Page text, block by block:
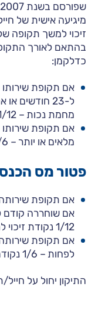
מיגיעה אישית של
בהתאם לאורך
כדלקמן:
ל-23 חודשים
מחמת נכות – 1/12 נקודת זיכוי לחודש.
מלאים או יותר – 1/6 נקודת זיכוי לחודש.
פטור מס
אם שוחררה קודם
1/12 נקודת זיכוי לחודש.
לפחות – 1/6 נקודת זיכוי לחודש.
התיקון יחול על חייל/ת